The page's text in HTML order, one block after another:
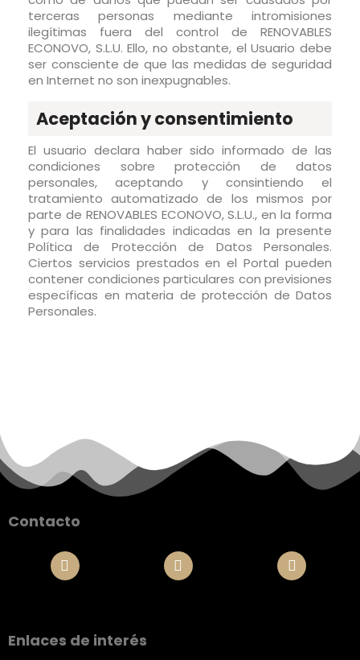
terceras personas mediante intromisiones
ilegítimas fuera del control de RENOVABLES
ECONOVO, S.L.U. Ello, no obstante, el Usuario debe
ser consciente de que las medidas de seguridad
en Internet no son inexpugnables.
Aceptación y consentimiento
El usuario declara haber sido informado de las
condiciones sobre protección de datos
personales, aceptando y consintiendo el
tratamiento automatizado de los mismos por
parte de RENOVABLES ECONOVO, S.L.U., en la forma
y para las finalidades indicadas en la presente
Política de Protección de Datos Personales.
Ciertos servicios prestados en el Portal pueden
contener condiciones particulares con previsiones
específicas en materia de protección de Datos
Personales.
Contacto
Enlaces de interés